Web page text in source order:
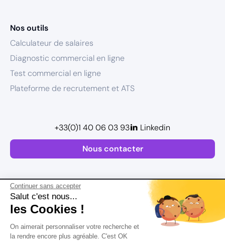
Continuer sans accepter
Salut c'est nous...
les Cookies !
On aimerait personnaliser votre recherche et
la rendre encore plus agréable. C'est OK
Nos outils
Calculateur de salaires
Diagnostic commercial en ligne
Test commercial en ligne
Plateforme de recrutement et ATS
Nous contacter
+33(0)1 40 06 03 93 Linkedin
Plan de site
Mentions légales